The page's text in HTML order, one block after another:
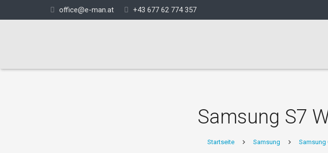
office@e-man.at +43 677 62 774 357
Samsung S7
Startseite Samsung Samsung